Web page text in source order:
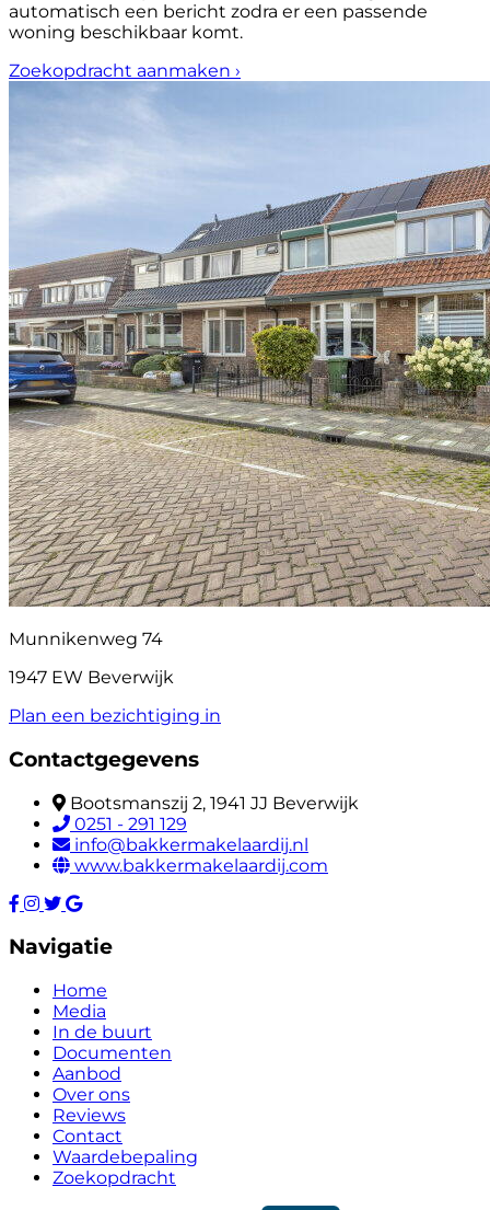
automatisch een bericht zodra er een passende
woning beschikbaar komt.
Zoekopdracht aanmaken ›
Munnikenweg 74
1947 EW Beverwijk
Plan een bezichtiging in
Contactgegevens
Bootsmanszij 2, 1941 JJ Beverwijk
0251 - 291 129
info@bakkermakelaardij.nl
www.bakkermakelaardij.com
Navigatie
Home
Media
In de buurt
Documenten
Aanbod
Over ons
Reviews
Contact
Waardebepaling
Zoekopdracht